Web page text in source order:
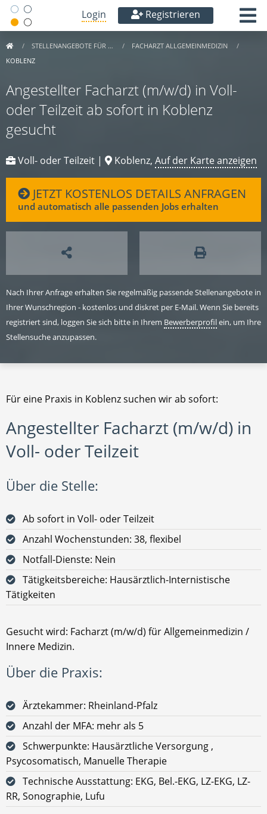
Login Registrieren
STELLENANGEBOTE FÜR …
FACHARZT ALLGEMEINMEDIZIN
KOBLENZ
Angestellter Facharzt (m/w/d) in Voll-
oder Teilzeit ab sofort in Koblenz
gesucht
Voll- oder Teilzeit | Koblenz, Auf der Karte anzeigen
JETZT KOSTENLOS DETAILS ANFRAGEN
und automatisch alle passenden Jobs erhalten
Nach Ihrer Anfrage erhalten Sie regelmäßig passende Stellenangebote in
Ihrer Wunschregion - kostenlos und diskret per E-Mail. Wenn Sie bereits
registriert sind, loggen Sie sich bitte in Ihrem Bewerberprofilein, um Ihre
Stellensuche anzupassen.
Für eine Praxis in Koblenz suchen wir ab sofort:
Angestellter Facharzt (m/w/d) in
Voll- oder Teilzeit
Über die Stelle:
Ab sofort in Voll- oder Teilzeit
Anzahl Wochenstunden: 38, flexibel
Notfall-Dienste: Nein
Tätigkeitsbereiche: Hausärztlich-Internistische
Tätigkeiten
Gesucht wird: Facharzt (m/w/d) für Allgemeinmedizin /
Innere Medizin.
Über die Praxis:
Ärztekammer: Rheinland-Pfalz
Anzahl der MFA: mehr als 5
Schwerpunkte: Hausärztliche Versorgung ,
Psycosomatisch, Manuelle Therapie
Technische Ausstattung: EKG, Bel.-EKG, LZ-EKG, LZ-
RR, Sonographie, Lufu